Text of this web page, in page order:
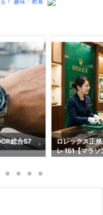
総合57
ロレックス正
レ 151【マラソ